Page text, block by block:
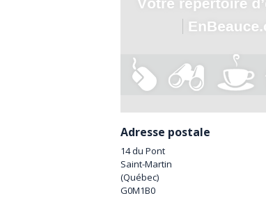
Adresse postale
14 du Pont
Saint-Martin
(Québec)
G0M1B0